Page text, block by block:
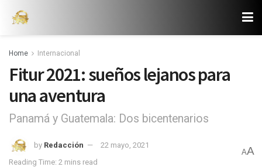
Home Internacional
Fitur 2021: sueños lejanos para
una aventura
Panamá y Guatemala: Dos bicentenarios
by Redacción
22 mayo, 2021
Reading Time: 2 mins read
AA